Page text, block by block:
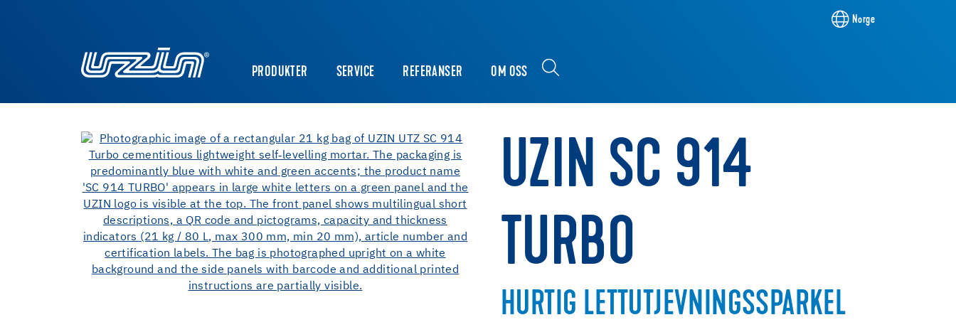
Norge
PRODUKTER SERVICE REFERANSER OM OSS
UZIN SC 914
TURBO
HURTIG LETTUTJEVNINGSSPARKEL